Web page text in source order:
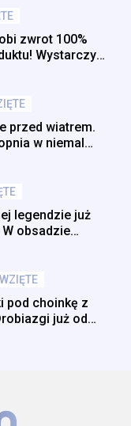
zwrot 100%
Wystarczy
przed wiatrem.
w niemal
legendzie już
W obsadzie
pod choinkę z
już od